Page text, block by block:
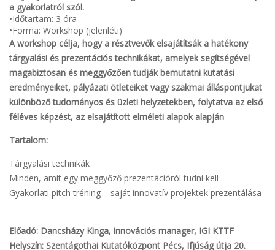
a gyakorlatról szól.
•Időtartam: 3 óra
•Forma: Workshop (jelenléti)
A workshop célja, hogy a résztvevők elsajátítsák a hatékony
tárgyalási és prezentációs technikákat, amelyek segítségével
magabiztosan és meggyőzően tudják bemutatni kutatási
eredményeiket, pályázati ötleteiket vagy szakmai álláspontjukat
különböző tudományos és üzleti helyzetekben, folytatva az első
féléves képzést, az elsajátított elméleti alapok alapján
Tartalom:
Tárgyalási technikák
Minden, amit egy meggyőző prezentációról tudni kell
Gyakorlati pitch tréning – saját innovatív projektek prezentálása
Előadó: Dancsházy Kinga, innovációs manager, IGI KTTF
Helyszín: Szentágothai Kutatóközpont Pécs, Ifjúság útja 20.